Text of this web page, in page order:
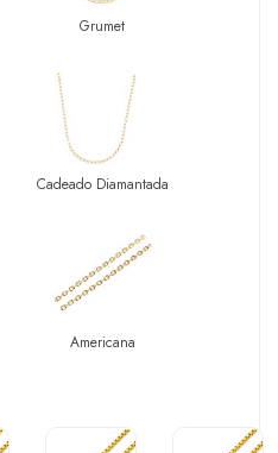
Grumet
Cadeado Diamantada
Americana